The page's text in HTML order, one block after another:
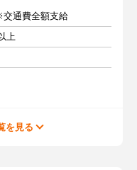
通費全額支給
上
を見る